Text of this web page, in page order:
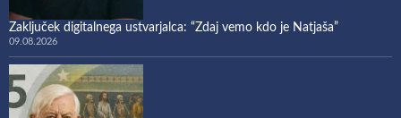
Zaključek digitalnega ustvarjalca: “Zdaj vemo kdo je Natjaša”
09.08.2026